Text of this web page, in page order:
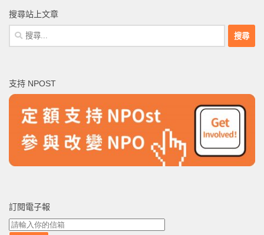
搜尋站上文章
搜
尋
字:
支持 NPOST
訂閱電子報